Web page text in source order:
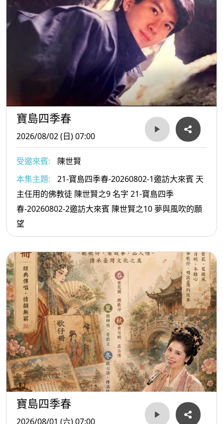
寶島四季春
2026/08/02 (日) 07:00
受邀來賓:
陳世賢
本集主題:
21-寶島四季春-20260802-1邀訪大來賓 天
主任用的佛教徒 陳世賢之9 名字 21-寶島四季
春-20260802-2邀訪大來賓 陳世賢之10 夢與風吹的願
望
寶島四季春
2026/08/01 (六) 07:00